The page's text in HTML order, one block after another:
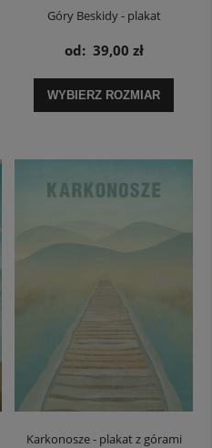
Góry Beskidy - plakat
od: 39,00 zł
WYBIERZ ROZMIAR
Karkonosze - plakat z górami